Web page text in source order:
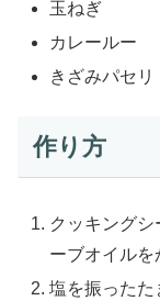
玉ねぎ
カレールー
きざみパセリ
作り方
クッキング
ーブオイルを
塩を振ったた